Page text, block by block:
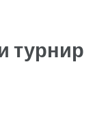
турнир